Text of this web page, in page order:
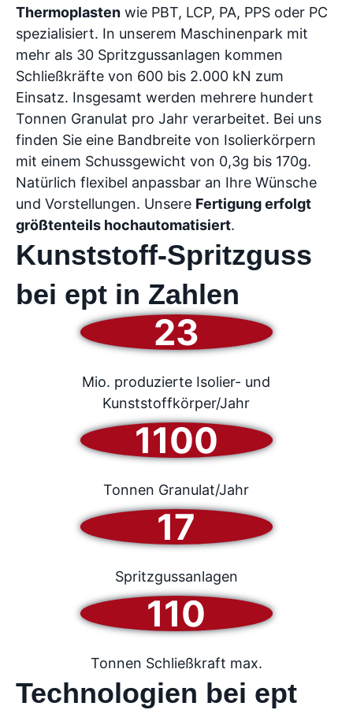
Thermoplasten wie PBT, LCP, PA, PPS oder PC
spezialisiert. In unserem Maschinenpark mit
mehr als 30 Spritzgussanlagen kommen
Schließkräfte von 600 bis 2.000 kN zum
Einsatz. Insgesamt werden mehrere hundert
Tonnen Granulat pro Jahr verarbeitet. Bei uns
finden Sie eine Bandbreite von Isolierkörpern
mit einem Schussgewicht von 0,3g bis 170g.
Natürlich flexibel anpassbar an Ihre Wünsche
und Vorstellungen. Unsere Fertigung erfolgt
größtenteils hochautomatisiert.
Kunststoff-Spritzguss
bei ept in Zahlen
23
Mio. produzierte Isolier- und
Kunststoffkörper/Jahr
1100
Tonnen Granulat/Jahr
17
Spritzgussanlagen
110
Tonnen Schließkraft max.
Technologien bei ept